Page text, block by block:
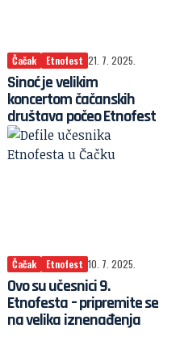
Čačak Etnofest 21. 7. 2025.
Sinoć je velikim
koncertom čačanskih
društava počeo Etnofest
Čačak Etnofest 10. 7. 2025.
Ovo su učesnici 9.
Etnofesta – pripremite se
na velika iznenađenja